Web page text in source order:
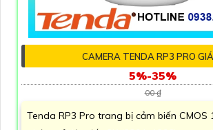
CAMERA TENDA RP3 PRO
5%-35%
00 ₫
Tenda RP3 Pro trang bị cảm biến CMOS